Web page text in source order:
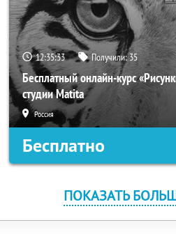
12:35:31 Получили:35
Бесплатный онлайн-курс
студии Matita
Россия
Бесплатно
ПОКАЗАТЬ